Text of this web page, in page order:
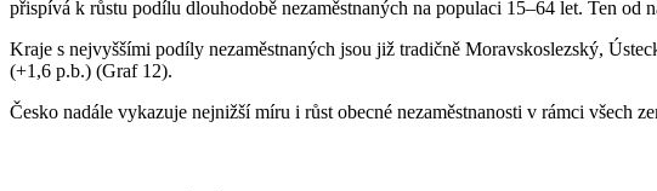
přispívá k růstu podílu dlouhodobě nezaměstnaných na populaci 15–64 let. Ten od
Kraje s nejvyššími podíly nezaměstnaných jsou již tradičně Moravskoslezský,
(+1,6 p.b.) (Graf 12).
Česko nadále vykazuje nejnižší míru i růst obecné nezaměstnanosti v rámci všech